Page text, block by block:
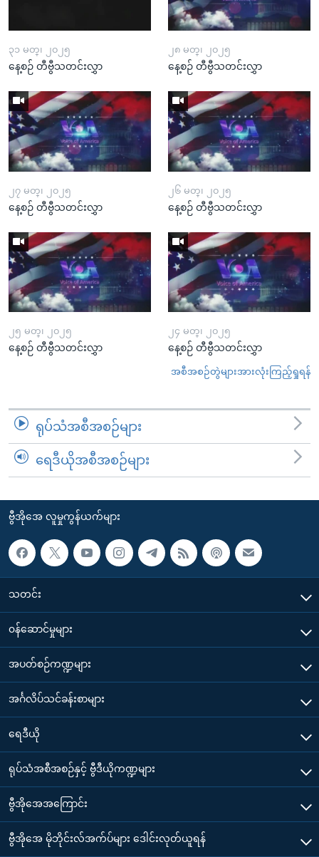
၃၁ မတ္၊ ၂၀၂၅
နေ့စဉ် တီဗွီသတင်းလွှာ
၂၈ မတ္၊ ၂၀၂၅
နေ့စဉ် တီဗွီသတင်းလွှာ
၂၇ မတ္၊ ၂၀၂၅
နေ့စဉ် တီဗွီသတင်းလွှာ
၂၆ မတ္၊ ၂၀၂၅
နေ့စဉ် တီဗွီသတင်းလွှာ
၂၅ မတ္၊ ၂၀၂၅
နေ့စဉ် တီဗွီသတင်းလွှာ
၂၄ မတ္၊ ၂၀၂၅
နေ့စဉ် တီဗွီသတင်းလွှာ
အစီအစဉ်တွဲများအားလုံးကြည့်ရှုရန်
ရုပ်သံအစီအစဉ်များ
ရေဒီယိုအစီအစဉ်များ
ဗွီအိုအေ လူမှုကွန်ယက်များ
သတင်း
၀န်ဆောင်မှုများ
အပတ်စဉ်ကဏ္ဍများ
အင်္ဂလိပ်သင်ခန်းစာများ
ရေဒီယို
ရုပ်သံအစီအစဉ်နှင့် ဗွီဒီယိုကဏ္ဍများ
ဗွီအိုအေအကြောင်း
ဗွီအိုအေ မိုဘိုင်းလ်အက်ပ်များ ဒေါင်းလုတ်ယူရန်